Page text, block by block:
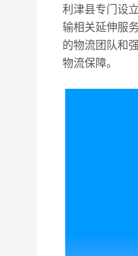
利津县专门设
输相关延伸服
的物流团队和
物流保障。